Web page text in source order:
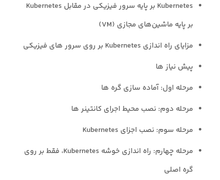
Kubernetes بر پایه سرور فیزیکی در مقابل Kubernetes
بر پایه ماشین‌های مجازی (VM)
مزایای راه‌ اندازی Kubernetes بر روی سرور های فیزیکی
پیش نیاز ها
مرحله اول: آماده سازی گره ها
مرحله دوم: نصب محیط اجرای کانتینر ها
مرحله سوم: نصب اجزای Kubernetes
مرحله چهارم: راه اندازی خوشه Kubernetes، فقط بر روی
گره اصلی